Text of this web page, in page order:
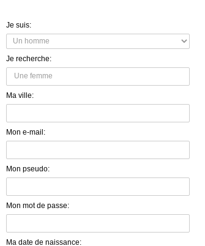
Je suis:
Je recherche:
Ma ville:
Mon e-mail:
Mon pseudo:
Mon mot de passe:
Ma date de naissance: